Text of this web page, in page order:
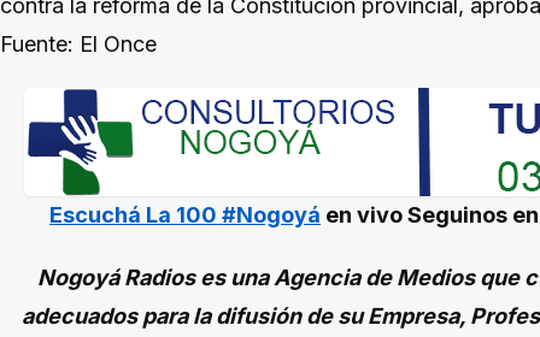
contra la reforma de la Constitución provincial,
Fuente: El Once
Escuchá La 100 #Nogoyá en vivoSeguinos
Nogoyá Radios es una Agencia de Medios
adecuados para la difusión de su Empresa,